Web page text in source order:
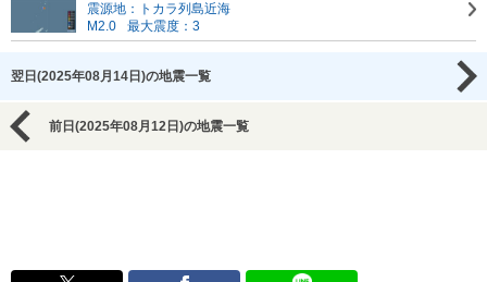
震源地：トカラ列島近海
M2.0
最大震度：3
翌日(2025年08月14日)の地震一覧
前日(2025年08月12日)の地震一覧